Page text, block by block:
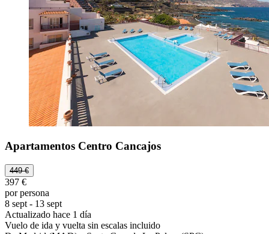
Apartamentos Centro Cancajos
449 €
397 €
por persona
8 sept - 13 sept
Actualizado hace 1 día
Vuelo de ida y vuelta sin escalas incluido